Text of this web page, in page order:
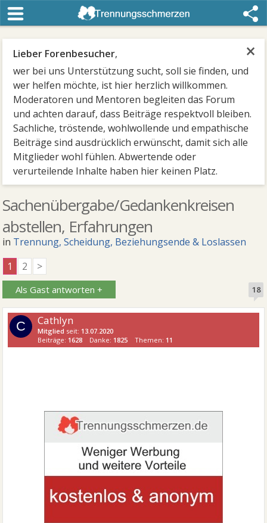
×
Lieber Forenbesucher,
wer bei uns Unterstützung sucht, soll sie finden, und
wer helfen möchte, ist hier herzlich willkommen.
Moderatoren und Mentoren begleiten das Forum
und achten darauf, dass Beiträge respektvoll bleiben.
Sachliche, tröstende, wohlwollende und empathische
Beiträge sind ausdrücklich erwünscht, damit sich alle
Mitglieder wohl fühlen. Abwertende oder
verurteilende Inhalte haben hier keinen Platz.
Sachenübergabe/Gedankenkreisen
abstellen, Erfahrungen
in Trennung, Scheidung, Beziehungsende & Loslassen
1
2 >
Als Gast antworten + 18
C Cathlyn
Mitglied seit: 13.07.2020
Beiträge: 1628 Danke: 1825 Themen: 11